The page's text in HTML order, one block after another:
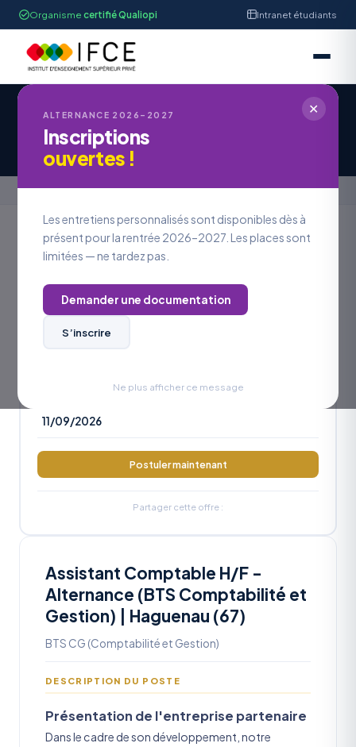
Organisme certifié Qualiopi Intranet étudiants
✕
ALTERNANCE 2026–2027
Inscriptions
ouvertes !
Les entretiens personnalisés sont disponibles dès à
présent pour la rentrée 2026–2027. Les places sont
limitées — ne tardez pas.
Demander une documentation
S’inscrire
Ne plus afficher ce message
IFCE STRASBOURG
Offre d'Emploi #OE2026-1183
Accueil › Offres en alternance › Offre d'Emploi #OE2026-1183
Retour aux offres
Assistant Comptable H/F -
Alternance (BTS Comptabilité et
Gestion) | Haguenau (67)
BTS CG (Comptabilité et Gestion)
DESCRIPTION DU POSTE
Présentation de l'entreprise partenaire
Dans le cadre de son développement, notre
LOCALISATION
Bas-Rhin
11/09/2026
Postuler maintenant
Partager cette offre :